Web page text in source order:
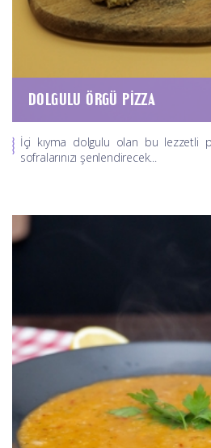
DOLGULU ÖRGÜ PIZZA
İçi kıyma dolgulu olan bu lezzetli
sofralarınızı şenlendirecek...